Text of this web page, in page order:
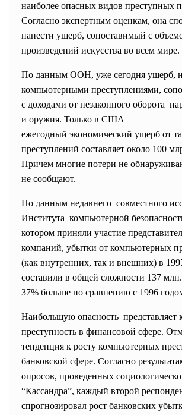
наиболее опасных видов преступных
Согласно экспертным оценкам, она
нанести ущерб, сопоставимый с
произведений искусства во всем мире.
По данным ООН, уже сегодня ущерб,
компьютерными преступлениями,
с доходами от незаконного оборота
и оружия. Только в США
ежегодный экономический ущерб от
преступлений составляет около 100
Причем многие потери не
не сообщают.
По данным недавнего совместного
Института компьютерной
котором приняли участие
компаний, убытки от компьютерных
(как внутренних, так и внешних) в
составили в общей сложности 137
37% больше по сравнению с 1996
Наибольшую опасность представляет
преступность в финансовой сфере.
тенденция к росту компьютерных
банковской сфере. Согласно
опросов, проведенных
“Кассандра”, каждый второй
спрогнозировал рост банковских